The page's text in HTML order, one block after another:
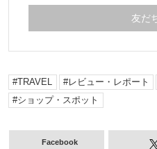
友だ
TRAVEL レビュー・レポート
ショップ・スポット
Facebook